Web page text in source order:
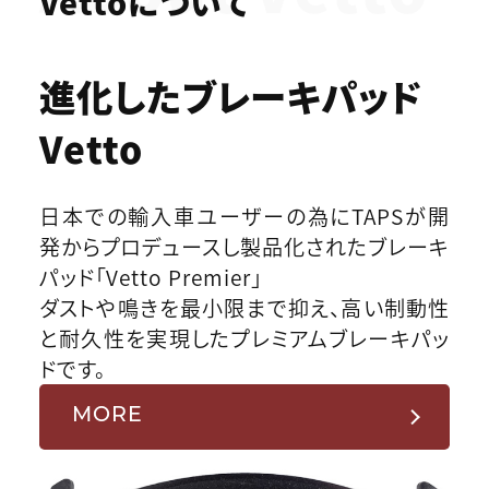
進化したブレーキパッド
Vetto
日本での輸入車ユーザーの為にTAPSが開
発からプロデュースし製品化されたブレーキ
パッド「Vetto Premier」
ダストや鳴きを最小限まで抑え、高い制動性
と耐久性を実現したプレミアムブレーキパッ
ドです。
MORE